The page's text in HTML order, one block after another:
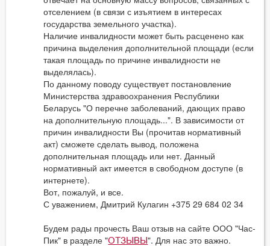
отселением (в связи с изъятием в интересах
государства земельного участка).
Наличие инвалидности может быть расценено как
причина выделения дополнительной площади (если
такая площадь по причине инвалидности не
выделялась).
По данному поводу существует постановление
Министерства здравоохранения Республики
Беларусь "О перечне заболеваний, дающих право
на дополнительную площадь...". В зависимости от
причин инвалидности Вы (прочитав нормативный
акт) сможете сделать вывод, положена
дополнительная площадь или нет. Данный
нормативный акт имеется в свободном доступе (в
интернете).
Вот, пожалуй, и все.
С уважением, Дмитрий Кулагин +375 29 684 02 34
Будем рады прочесть Ваш отзыв на сайте ООО "Час-
Пик" в разделе "ОТЗЫВЫ". Для нас это важно.